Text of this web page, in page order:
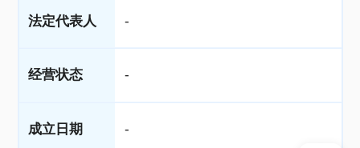
法定代表人 -
经营状态 -
成立日期 -